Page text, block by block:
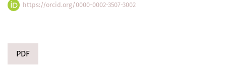
https://orcid.org/0000-0002-3507-3002
PDF